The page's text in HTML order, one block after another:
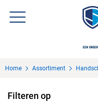
Over Sisa
KMS
Home Assortiment
Filteren op